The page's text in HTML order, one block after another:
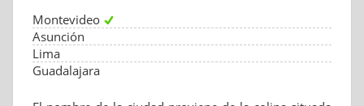
Montevideo
Asunción
Lima
Guadalajara